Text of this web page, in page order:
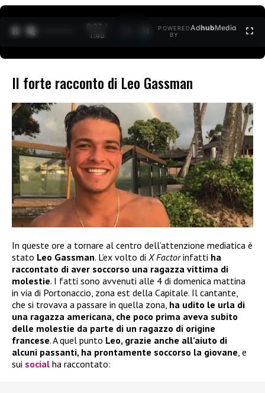
0:28 /
1:40
POWERED
BY
AdhubMedia
Il forte racconto di Leo Gassman
In queste ore a tornare al centro dell’attenzione mediatica è
stato Leo Gassman. L’ex volto di X Factorinfatti ha
raccontato di aver soccorso una ragazza vittima di
molestie. I fatti sono avvenuti alle 4 di domenica mattina
in via di Portonaccio, zona est della Capitale. Il cantante,
che si trovava a passare in quella zona, ha udito le urla di
una ragazza americana, che poco prima aveva subito
delle molestie da parte di un ragazzo di origine
francese. A quel punto Leo, grazie anche all’aiuto di
alcuni passanti, ha prontamente soccorso la giovane , e
sui social ha raccontato: